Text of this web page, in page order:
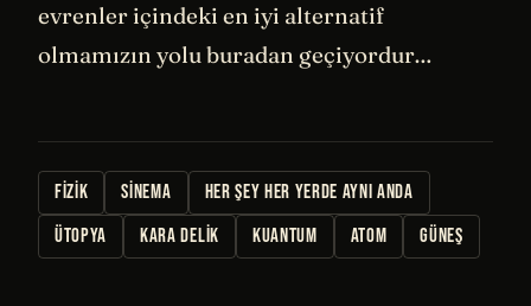
evrenler içindeki en iyi alternatif
olmamızın yolu buradan geçiyordur…
FIZIK SINEMA
HER ŞEY HER YERDE AYNI ANDA
ÜTOPYA
KARA DELIK KUANTUM ATOM GÜNEŞ